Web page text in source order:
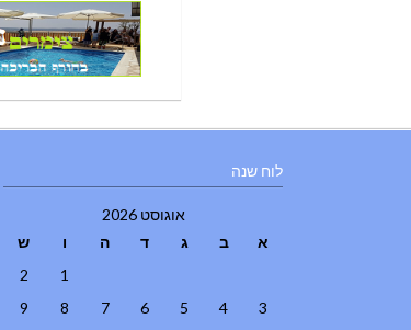
לוח שנה
אוגוסט 2026
א
ב ג ד ה ו
ש
1
2
3
4
5
6
7
8
9